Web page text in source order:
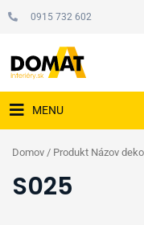
0915 732 602
MENU
Domov / Produkt Názov
S025